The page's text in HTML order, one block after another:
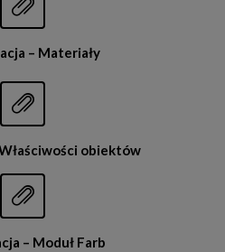


– Materiały


obiektów


– Moduł Farb